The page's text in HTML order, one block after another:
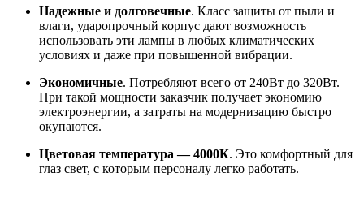
Надежные и долговечные. Класс защиты от пыли и
влаги, ударопрочный корпус дают возможность
использовать эти лампы в любых климатических
условиях и даже при повышенной вибрации.
Экономичные. Потребляют всего от 240Вт до 320Вт.
При такой мощности заказчик получает экономию
электроэнергии, а затраты на модернизацию быстро
окупаются.
Цветовая температура — 4000К. Это комфортный для
глаз свет, с которым персоналу легко работать.